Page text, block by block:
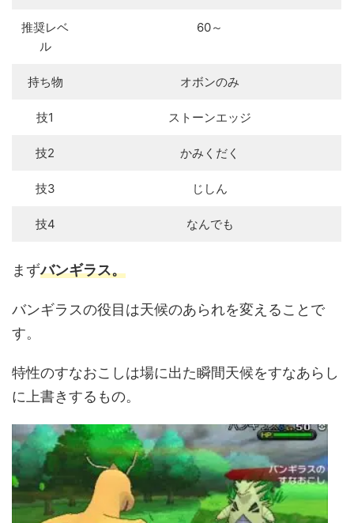
推奨レベ
ル
60～
持ち物 オボンのみ
技1 ストーンエッジ
技2 かみくだく
技3 じしん
技4 なんでも
まずバンギラス。
バンギラスの役目は天候のあられを変えることで
す。
特性のすなおこしは場に出た瞬間天候をすなあらし
に上書きするもの。